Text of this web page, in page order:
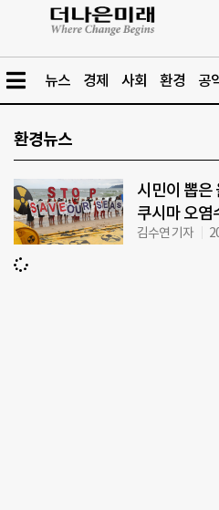
뉴스 경제 사회 환경 공
환경뉴스
시민이 뽑
쿠시마 오염
김수연 기자